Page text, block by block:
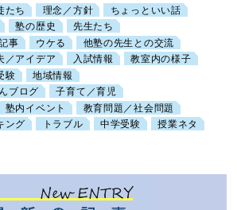
たち 理念／方針
ちょっといい話
塾の歴史
先生たち
事
ウケる
他塾の先生との交流
／アイデア 入試情報
教室内の様子
験
地域情報
ブログ
子育て／育児
塾内イベント
教育問題／社会問題
ング トラブル 中学受験 授業ネタ